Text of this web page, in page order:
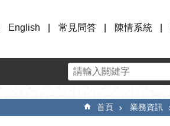
English 常見問答 陳情系統
首頁 業務資訊